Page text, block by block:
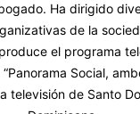
Ha dirigido
de la
el programa
Social,
televisión de Santo